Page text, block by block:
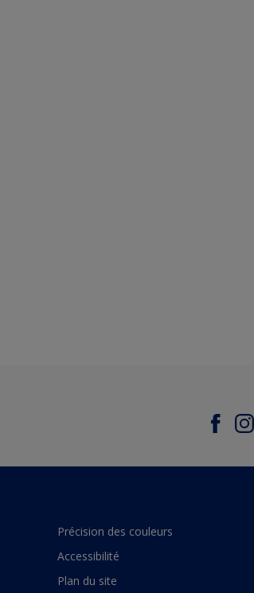
Précision des couleurs
Accessibilité
Plan du site